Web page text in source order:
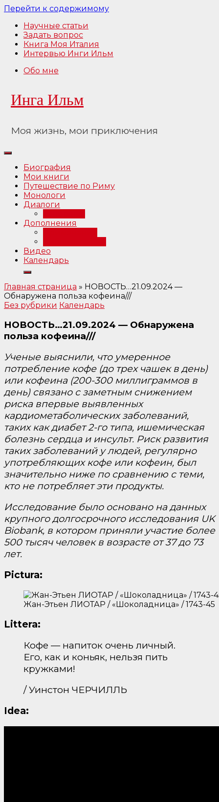
Перейти к содержимому
Научные статьи
Задать вопрос
Книга Моя Италия
Интервью Инги Ильм
Обо мне
Инга Ильм
Моя жизнь, мои приключения
Биография
Мои книги
Путешествие по Риму
Монологи
Диалоги
Дополнения
Видео
Календарь
Главная страница » НОВОСТЬ…21.09.2024 —
Обнаружена польза кофеина///
Без рубрики Календарь
НОВОСТЬ…21.09.2024 — Обнаружена
польза кофеина///
Ученые выяснили, что умеренное
потребление кофе (до трех чашек в день)
или кофеина (200-300 миллиграммов в
день) связано с заметным снижением
риска впервые выявленных
кардиометаболических заболеваний,
таких как диабет 2-го типа, ишемическая
болезнь сердца и инсульт. Риск развития
таких заболеваний у людей, регулярно
употребляющих кофе или кофеин, был
значительно ниже по сравнению с теми,
кто не потребляет эти продукты.
Исследование было основано на данных
крупного долгосрочного исследования UK
Biobank, в котором приняли участие более
500 тысяч человек в возрасте от 37 до 73
лет.
Pictura:
Жан-Этьен ЛИОТАР / «Шоколадница» / 1743-45
Littera:
Кофе — напиток очень личный.
Его, как и коньяк, нельзя пить
кружками!
/ Уинстон ЧЕРЧИЛЛЬ
Idea: